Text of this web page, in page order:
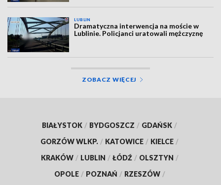
LUBLIN
Dramatyczna interwencja na moście w
Lublinie. Policjanci uratowali mężczyznę
ZOBACZ WIĘCEJ
BIAŁYSTOK / BYDGOSZCZ / GDAŃSK /
GORZÓW WLKP. / KATOWICE / KIELCE /
KRAKÓW / LUBLIN / ŁÓDŹ / OLSZTYN /
OPOLE / POZNAŃ / RZESZÓW /